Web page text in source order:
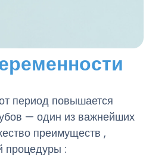
период повышается
— один из важнейших
преимуществ ,
процедуры :